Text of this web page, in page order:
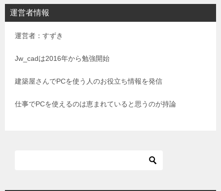
ビ
ゲ
運営者情報
運営者：すずき
Jw_cadは2016年から勉強開始
建築屋さんでPCを使う人のお役立ち情報を発信
仕事でPCを使えるのは恵まれていると思うのが持論